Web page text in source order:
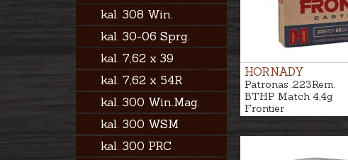
kal. 308 Win.
kal. 30-06 Sprg.
kal. 7,62 x 39
kal. 7,62 x 54R
kal. 300 Win.Mag.
kal. 300 WSM
kal. 300 PRC
HORNADY
Patronas .223Rem.
BTHP Match 4,4g
Frontier